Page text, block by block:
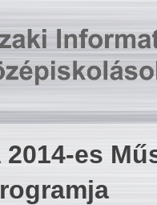
2014-es